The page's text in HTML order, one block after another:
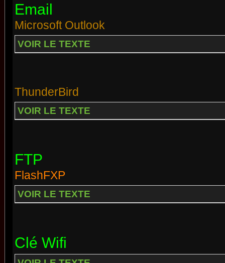
Email
Microsoft Outlook
VOIR LE TEXTE
ThunderBird
VOIR LE TEXTE
FTP
FlashFXP
VOIR LE TEXTE
Clé Wifi